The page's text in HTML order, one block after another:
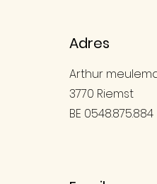
Adres
Arthur
3770 Riemst
BE 0548.875.884